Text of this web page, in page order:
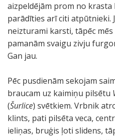
aizpeldējām prom no krasta
parādīties arī citi atpūtnieki.
neizturami karsti, tāpēc
pamanām svaigu zivju
Gan jau.
Pēc pusdienām sekojam
braucam uz kaimiņu pilsētu
(Šurlice) svētkiem. Vrbnik
klints, pati pilsēta veca,
ieliņas, bruģis ļoti slidens,